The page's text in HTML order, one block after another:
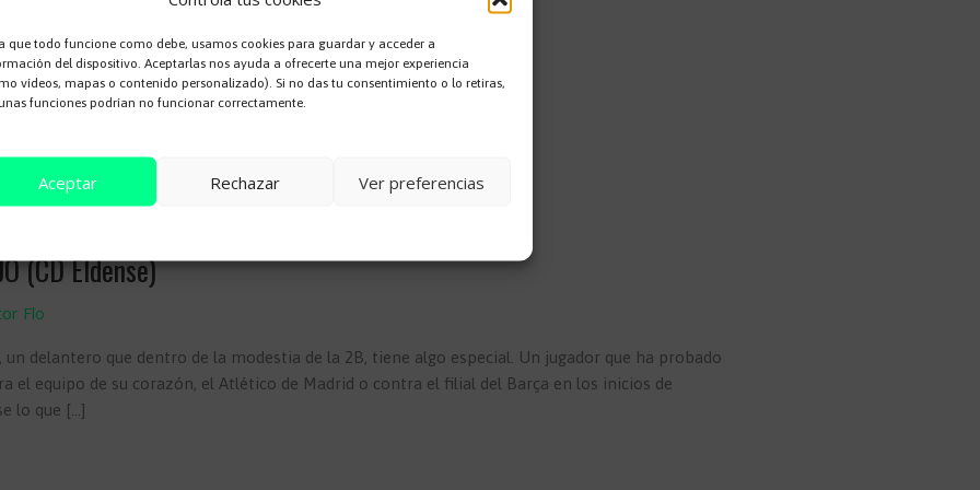
que todo funcione como debe, usamos cookies para guardar y acceder a
del dispositivo. Aceptarlas nos ayuda a ofrecerte una mejor experiencia
vídeos, mapas o contenido personalizado). Si no das tu consentimiento o lo retiras,
funciones podrían no funcionar correctamente.
Aceptar Rechazar Ver preferencias
(CD Eldense)
Flo
delantero que dentro de la modestia de la 2B, tiene algo especial. Un jugador que ha probado
el equipo de su corazón, el Atlético de Madrid o contra el filial del Barça en los inicios de
lo que […]